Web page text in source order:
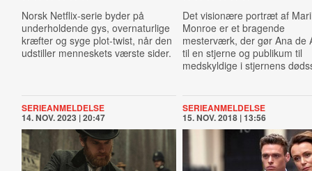
Norsk Netflix-serie byder på
underholdende gys, overnaturlige
kræfter og syge plot-twist, når den
udstiller menneskets værste sider.
Det visionære portræt af
Monroe er et bragende
mesterværk, der gør Ana de
til en stjerne og publikum til
medskyldige i stjernens
SERIEANMELDELSE
14. NOV. 2023 | 20:47
SERIEANMELDELSE
15. NOV. 2018 | 13:56